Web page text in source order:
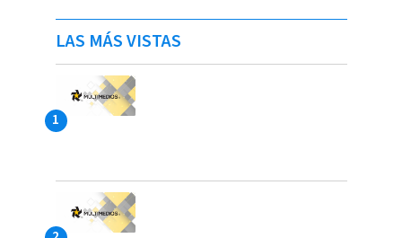
LAS MÁS VISTAS